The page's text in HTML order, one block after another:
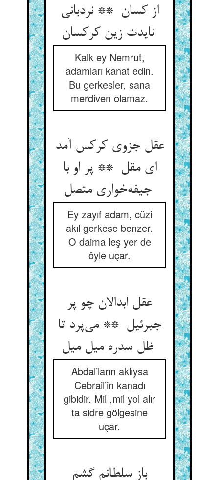
از کسان ** نردبانی
نایدت زین کرکسان
Kalk ey Nemrut,
adamları kanat edin.
Bu gerkesler, sana
merdiven olamaz.
عقل جزوی کرکس آمد
ای مقل ** پر او با
Ey zayıf adam, cüzi
akıl gerkese benzer.
O daima leş yer de
öyle uçar.
عقل ابدالان چو پر
جبرئیل ** می‌پرد تا
Abdal’ların aklıysa
Cebrail’in kanadı
gibidir. Mil ,mil yol alır
ta sidre gölgesine
uçar.
باز سلطانم گشم